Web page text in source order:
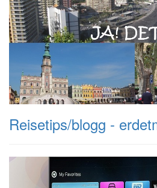
Reisetips/blogg -